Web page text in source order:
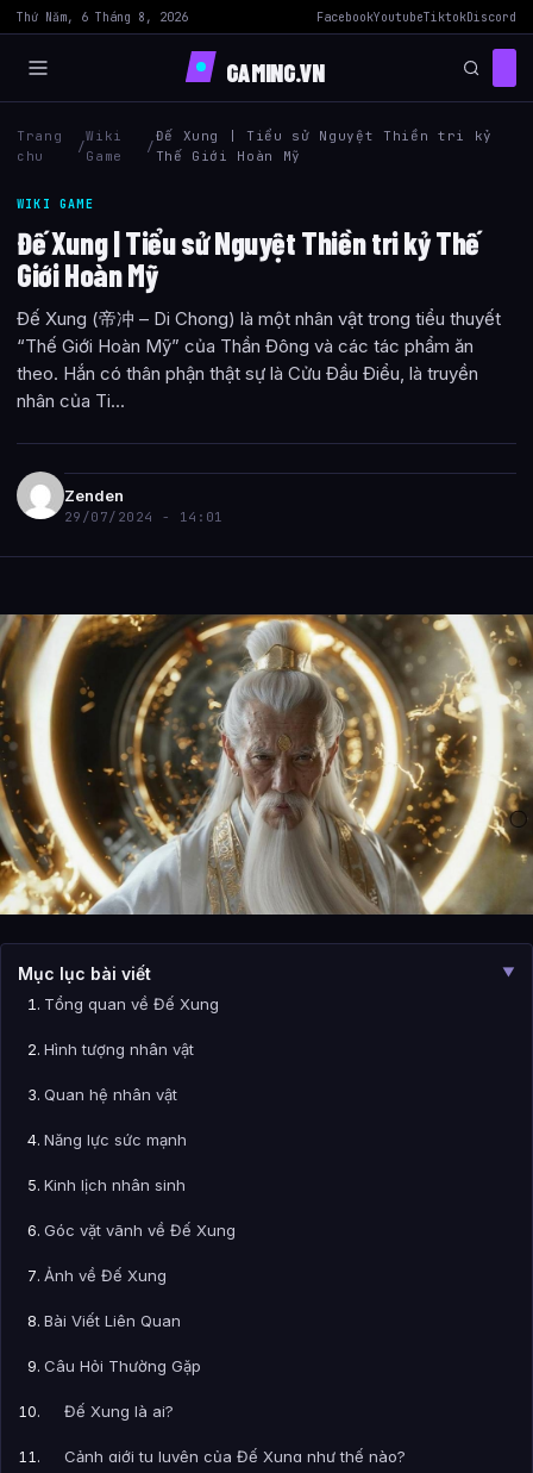
Thứ Năm, 6 Tháng 8, 2026 FacebookYoutubeTiktokDiscord
GAMING.VN
Trang
chu
/
Wiki
Game
/
Đế Xung | Tiểu sử Nguyệt Thiền tri kỷ
Thế Giới Hoàn Mỹ
WIKI GAME
Đế Xung | Tiểu sử Nguyệt Thiền tri kỷ Thế
Giới Hoàn Mỹ
Đế Xung (帝冲 – Di Chong) là một nhân vật trong tiểu thuyết
“Thế Giới Hoàn Mỹ” của Thần Đông và các tác phẩm ăn
theo. Hắn có thân phận thật sự là Cửu Đầu Điểu, là truyền
nhân của Ti...
Zenden
29/07/2024 - 14:01
Mục lục bài viết ▼
Tổng quan về Đế Xung
Hình tượng nhân vật
Quan hệ nhân vật
Năng lực sức mạnh
Kinh lịch nhân sinh
Góc vặt vãnh về Đế Xung
Ảnh về Đế Xung
Bài Viết Liên Quan
Câu Hỏi Thường Gặp
Đế Xung là ai?
Cảnh giới tu luyện của Đế Xung như thế nào?